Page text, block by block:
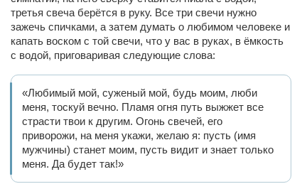
третья свеча берётся в руку. Все три свечи нужно
зажечь спичками, а затем думать о любимом человеке и
капать воском с той свечи, что у вас в руках, в ёмкость
с водой, приговаривая следующие слова:
«Любимый мой, суженый мой, будь моим, люби
меня, тоскуй вечно. Пламя огня путь выжжет все
страсти твои к другим. Огонь свечей, его
приворожи, на меня укажи, желаю я: пусть (имя
мужчины) станет моим, пусть видит и знает только
меня. Да будет так!»